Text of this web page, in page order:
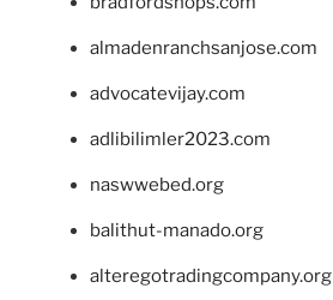
almadenranchsanjose.com
advocatevijay.com
adlibilimler2023.com
naswwebed.org
balithut-manado.org
alteregotradingcompany.org